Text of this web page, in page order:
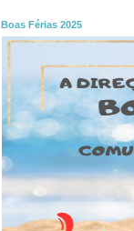
Boas Férias 2025